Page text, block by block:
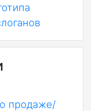
продаже/